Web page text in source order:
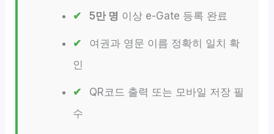
5만 명 이상 e-Gate 등록 완료
여권과 영문 이름 정확히 일치 확
인
QR코드 출력 또는 모바일 저장 필
수